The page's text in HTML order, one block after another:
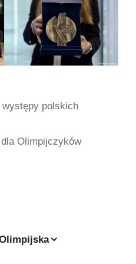
występy polskich
Olimpijczyków